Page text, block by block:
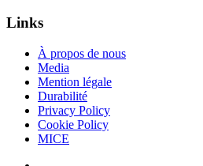
Links
À propos de nous
Media
Mention légale
Durabilité
Privacy Policy
Cookie Policy
MICE